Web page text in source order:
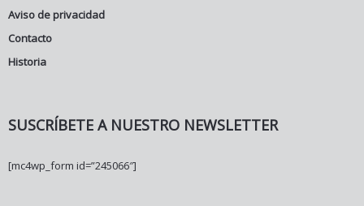
Aviso de privacidad
Contacto
Historia
SUSCRÍBETE A NUESTRO NEWSLETTER
[mc4wp_form id=”245066″]